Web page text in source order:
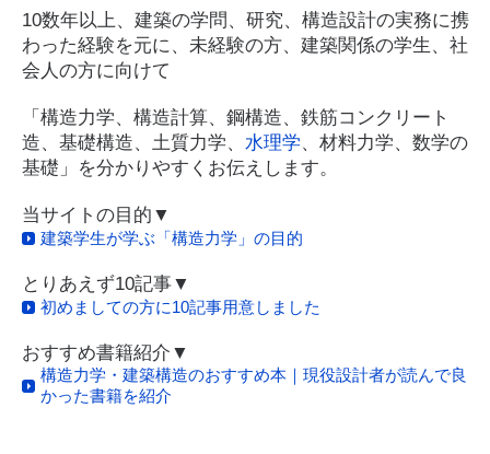
10数年以上、建築の学問、研究、構造設計の実務に携
わった経験を元に、未経験の方、建築関係の学生、社
会人の方に向けて
「構造力学、構造計算、鋼構造、鉄筋コンクリート
造、基礎構造、土質力学、 水理学、材料力学、数学の
基礎」を分かりやすくお伝えします。
当サイトの目的▼
建築学生が学ぶ「構造力学」の目的
とりあえず10記事▼
初めましての方に10記事用意しました
おすすめ書籍紹介▼
構造力学・建築構造のおすすめ本｜現役設計者が読んで良
かった書籍を紹介